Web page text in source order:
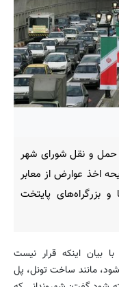
و نقل شورای شهر
اخذ عوارض از معابر
پایتخت
بیان اینکه قرار نیست
مانند ساخت تونل، پل